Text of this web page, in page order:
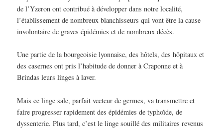
de l’Yzeron ont contribué à développer dans notre localité,
l’établissement de nombreux blanchisseurs qui vont être la cause
involontaire de graves épidémies et de nombreux décès.
Une partie de la bourgeoisie lyonnaise, des hôtels, des hôpitaux et
des casernes ont pris l’habitude de donner à Craponne et à
Brindas leurs linges à laver.
Mais ce linge sale, parfait vecteur de germes, va transmettre et
faire progresser rapidement des épidémies de typhoïde, de
dyssenterie. Plus tard, c’est le linge souillé des militaires revenus